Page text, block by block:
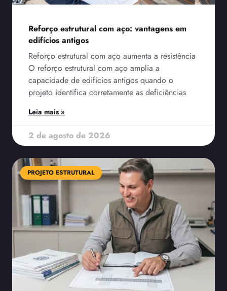
Reforço estrutural com aço: vantagens em
edifícios antigos
Reforço estrutural com aço aumenta a resistência
O reforço estrutural com aço amplia a
capacidade de edifícios antigos quando o
projeto identifica corretamente as deficiências
Leia mais »
2 de agosto de 2026
PROJETO ESTRUTURAL